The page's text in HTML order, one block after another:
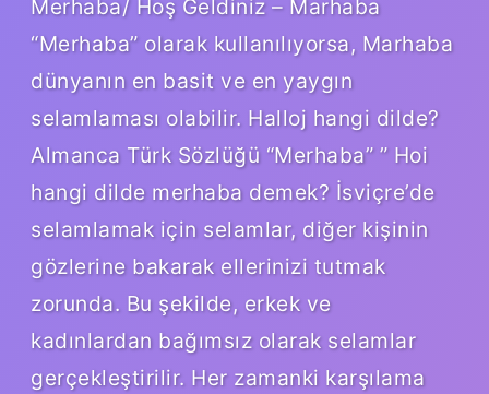
Merhaba/ Hoş Geldiniz – Marhaba
“Merhaba” olarak kullanılıyorsa, Marhaba
dünyanın en basit ve en yaygın
selamlaması olabilir. Halloj hangi dilde?
Almanca Türk Sözlüğü “Merhaba” ” Hoi
hangi dilde merhaba demek? İsviçre’de
selamlamak için selamlar, diğer kişinin
gözlerine bakarak ellerinizi tutmak
zorunda. Bu şekilde, erkek ve
kadınlardan bağımsız olarak selamlar
gerçekleştirilir. Her zamanki karşılama